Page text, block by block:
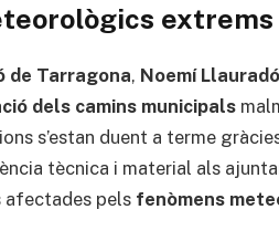
extrems
de Tarragona, Noemí Llauradó
dels camins municipals
s’estan duent a terme
tècnica i material als
afectades pels fenòmens